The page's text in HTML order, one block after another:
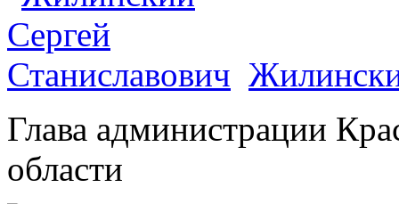
Глава администрации
области